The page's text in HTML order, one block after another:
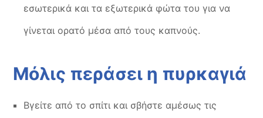
εσωτερικά και τα εξωτερικά φώτα του για να
γίνεται ορατό μέσα από τους καπνούς.
Μόλις περάσει η πυρκαγιά
Βγείτε από το σπίτι και σβήστε αμέσως τις